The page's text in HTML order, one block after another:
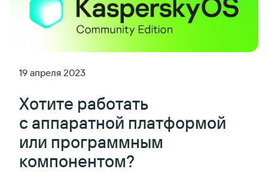
19 апреля 2023
Хотите работать
с аппаратной платформой
или программным
компонентом?